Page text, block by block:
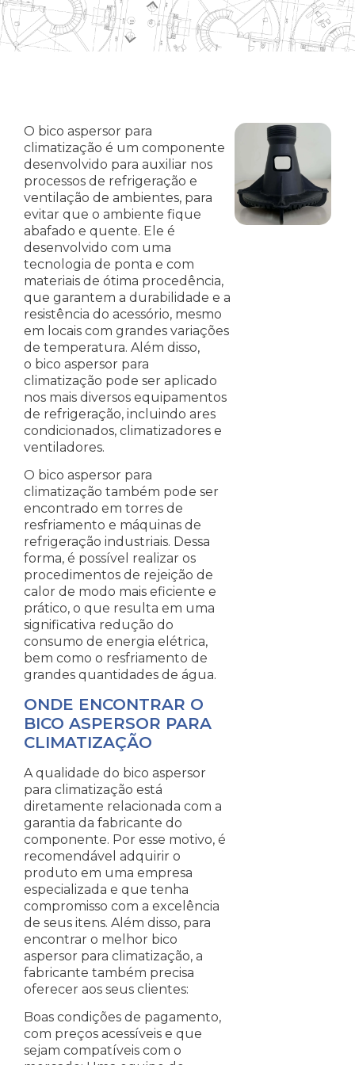
O bico aspersor para
climatização é um componente
desenvolvido para auxiliar nos
processos de refrigeração e
ventilação de ambientes, para
evitar que o ambiente fique
abafado e quente. Ele é
desenvolvido com uma
tecnologia de ponta e com
materiais de ótima procedência,
que garantem a durabilidade e a
resistência do acessório, mesmo
em locais com grandes variações
de temperatura. Além disso,
o bico aspersor para
climatização pode ser aplicado
nos mais diversos equipamentos
de refrigeração, incluindo ares
condicionados, climatizadores e
ventiladores.
O bico aspersor para
climatização também pode ser
encontrado em torres de
resfriamento e máquinas de
refrigeração industriais. Dessa
forma, é possível realizar os
procedimentos de rejeição de
calor de modo mais eficiente e
prático, o que resulta em uma
significativa redução do
consumo de energia elétrica,
bem como o resfriamento de
grandes quantidades de água.
ONDE ENCONTRAR O
BICO ASPERSOR PARA
CLIMATIZAÇÃO
A qualidade do bico aspersor
para climatização está
diretamente relacionada com a
garantia da fabricante do
componente. Por esse motivo, é
recomendável adquirir o
produto em uma empresa
especializada e que tenha
compromisso com a excelência
de seus itens. Além disso, para
encontrar o melhor bico
aspersor para climatização, a
fabricante também precisa
oferecer aos seus clientes:
Boas condições de pagamento,
com preços acessíveis e que
sejam compatíveis com o